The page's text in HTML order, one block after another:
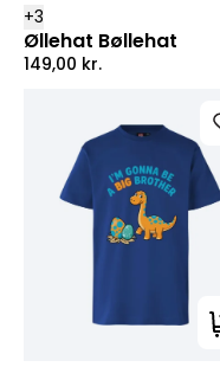
+3
Øllehat Bøllehat
149,00 kr.